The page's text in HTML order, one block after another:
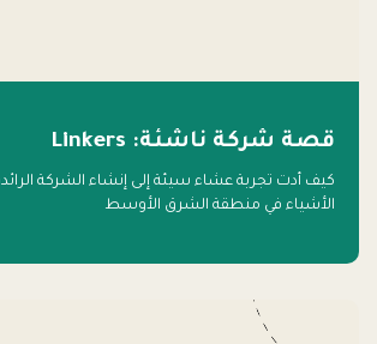
قصة شركة ناشئة: Linkers
كيف أدت تجربة عشاء سيئة إلى إنشاء الشركة
الأشياء في منطقة الشرق الأوسط